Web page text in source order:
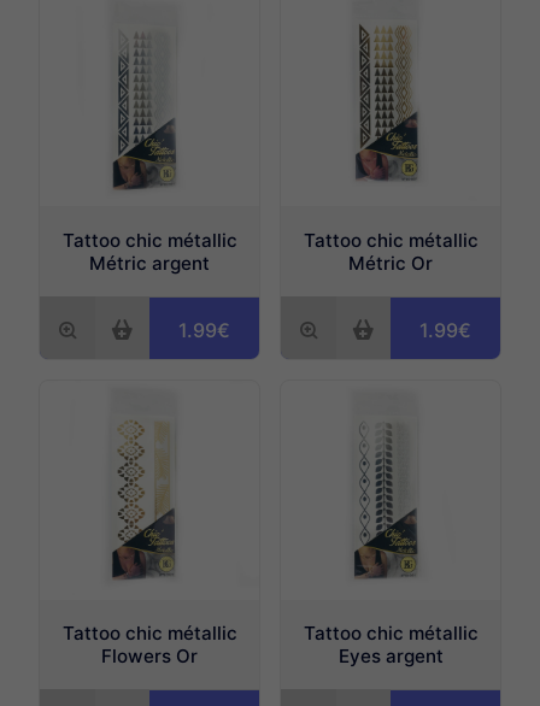
Tattoos provisoires
Espace beauté
Étiquettes bagages
Tattoo chic métallic
Métric argent
1.99€
Tattoo chic métallic
Métric Or
1.99€
Tattoo chic métallic
Flowers Or
Tattoo chic métallic
Eyes argent